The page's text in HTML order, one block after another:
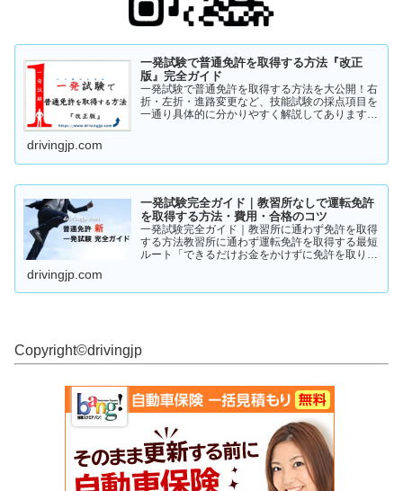
一発試験で普通免許を取得する方法『改正
版』完全ガイド
一発試験で普通免許を取得する方法を大公開！右
折・左折・進路変更など、技能試験の採点項目を
一通り具体的に分かりやすく解説してあります。
drivingjp.com
一発試験完全ガイド｜教習所なしで運転免許
を取得する方法・費用・合格のコツ
一発試験完全ガイド｜教習所に通わず免許を取得
する方法教習所に通わず運転免許を取得する最短
ルート「できるだけお金をかけずに免許を取りた
試験（飛び込み試験...
drivingjp.com
Copyright©︎drivingjp